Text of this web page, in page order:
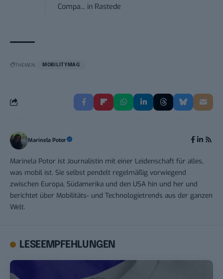
Compa... in Rastede
THEMEN: MOBILITYMAG
Marinela Potor
Marinela Potor ist Journalistin mit einer Leidenschaft für alles,
was mobil ist. Sie selbst pendelt regelmäßig vorwiegend
zwischen Europa, Südamerika und den USA hin und her und
berichtet über Mobilitäts- und Technologietrends aus der ganzen
Welt.
LESEEMPFEHLUNGEN